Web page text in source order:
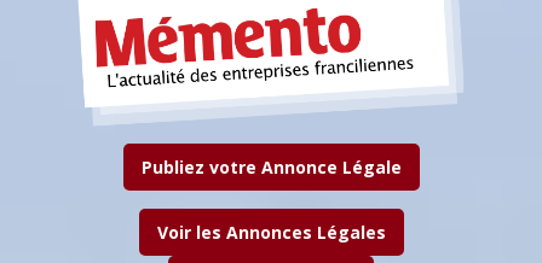
Publiez votre Annonce Légale
Voir les Annonces Légales